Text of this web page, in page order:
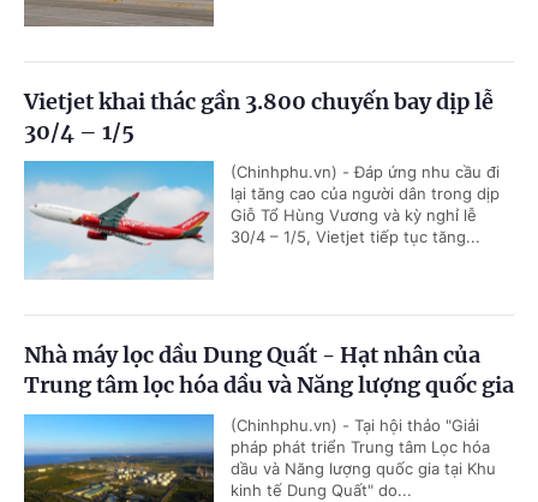
Vietjet khai thác gần 3.800 chuyến bay dịp lễ
30/4 – 1/5
(Chinhphu.vn) - Đáp ứng nhu cầu đi
lại tăng cao của người dân trong dịp
Giỗ Tổ Hùng Vương và kỳ nghỉ lễ
30/4 – 1/5, Vietjet tiếp tục tăng...
Nhà máy lọc dầu Dung Quất - Hạt nhân của
Trung tâm lọc hóa dầu và Năng lượng quốc gia
(Chinhphu.vn) - Tại hội thảo "Giải
pháp phát triển Trung tâm Lọc hóa
dầu và Năng lượng quốc gia tại Khu
kinh tế Dung Quất" do...